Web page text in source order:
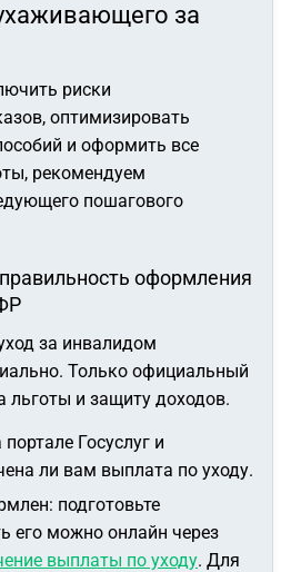
за
риски
оптимизировать
и оформить все
рекомендуем
пошагового
оформления
за инвалидом
Только официальный
льготы и защиту доходов.
Госуслуг и
ли вам выплата по уходу.
подготовьте
его можно онлайн через
выплаты по уходу. Для